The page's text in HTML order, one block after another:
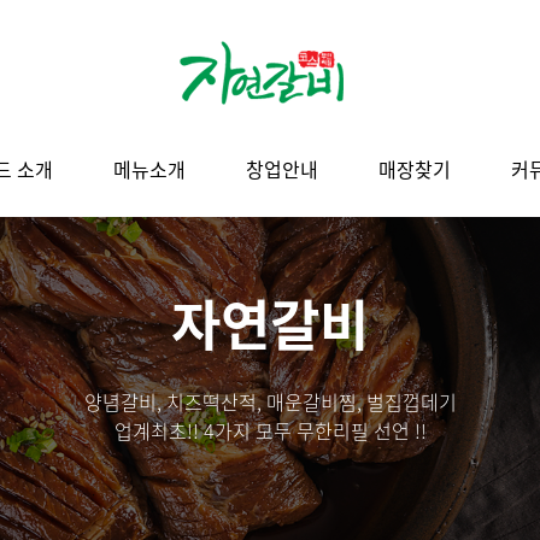
소개 메뉴소개 창업안내 매장찾기 커
자연갈비
양념갈비, 치즈떡산적, 매운갈비찜, 벌집껍데기
업계최초!! 4가지 모두 무한리필 선언 !!